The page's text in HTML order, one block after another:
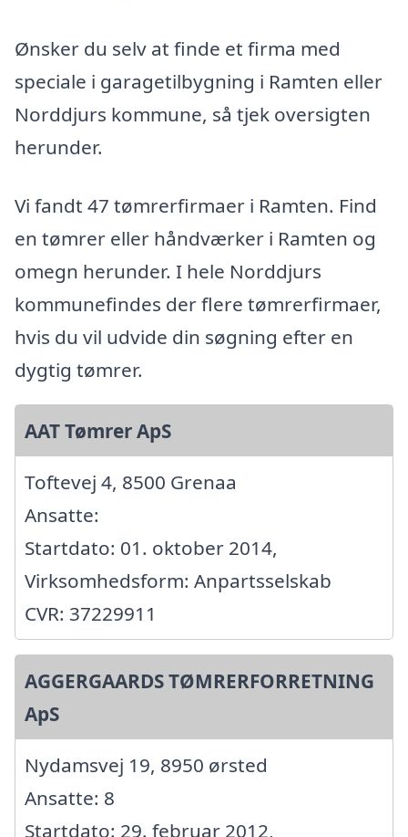
Ønsker du selv at finde et firma med
speciale i garagetilbygning i Ramten eller
Norddjurs kommune, så tjek oversigten
herunder.
Vi fandt 47 tømrerfirmaer i Ramten. Find
en tømrer eller håndværker i Ramten og
omegn herunder. I hele Norddjurs
kommunefindes der flere tømrerfirmaer,
hvis du vil udvide din søgning efter en
dygtig tømrer.
AAT Tømrer ApS
Toftevej 4, 8500 Grenaa
Ansatte:
Startdato: 01. oktober 2014,
Virksomhedsform: Anpartsselskab
CVR: 37229911
AGGERGAARDS TØMRERFORRETNING
ApS
Nydamsvej 19, 8950 ørsted
Ansatte: 8
Startdato: 29. februar 2012,